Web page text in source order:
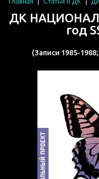
ДК
год
(Записи 1985-